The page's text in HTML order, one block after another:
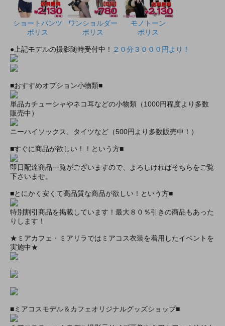
ショートパンツ
ポリス
ワンショルダー
ポリス
モノトーン
ポリス
●上記モデルの撮影随時受付中！ ２０分３０００円より！
■おすすめオプション小物類■
単品カチューシャやネコ耳などの小物類（1000円程度より多数
販売中）
ニーハイソックス、タイツなど（500円より多数販売中！）
■すぐに商品が欲しい！！という方■
即日配達商品一覧がございますので、よろしければそちらをご覧
下さいませ。
■とにかく安くて高品質な商品が欲しい！という方■
特別割引商品を掲載しています！最大８０％引きの商品もあった
りします！
★ミアカフェ・ミアリラではミアコス衣装を着用したイベントを
実施中★
■ミアコスモデル＆カフェオリジナルグッズショップ■